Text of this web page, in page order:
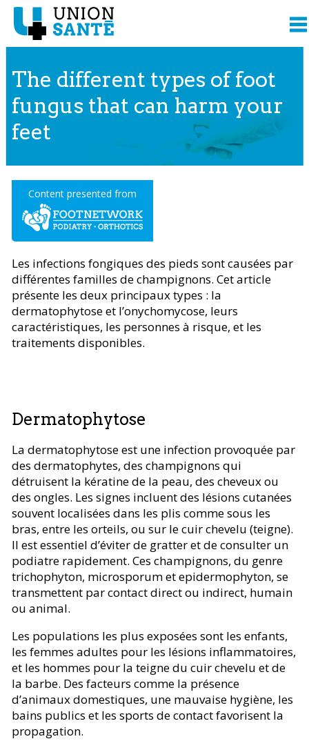
The different types of foot
fungus that can harm your
feet
Content presented from
Les infections fongiques des pieds sont causées par
différentes familles de champignons. Cet article
présente les deux principaux types : la
dermatophytose et l’onychomycose, leurs
caractéristiques, les personnes à risque, et les
traitements disponibles.
Dermatophytose
La dermatophytose est une infection provoquée par
des dermatophytes, des champignons qui
détruisent la kératine de la peau, des cheveux ou
des ongles. Les signes incluent des lésions cutanées
souvent localisées dans les plis comme sous les
bras, entre les orteils, ou sur le cuir chevelu (teigne).
Il est essentiel d’éviter de gratter et de consulter un
podiatre rapidement. Ces champignons, du genre
trichophyton, microsporum et epidermophyton, se
transmettent par contact direct ou indirect, humain
ou animal.
Les populations les plus exposées sont les enfants,
les femmes adultes pour les lésions inflammatoires,
et les hommes pour la teigne du cuir chevelu et de
la barbe. Des facteurs comme la présence
d’animaux domestiques, une mauvaise hygiène, les
bains publics et les sports de contact favorisent la
propagation.